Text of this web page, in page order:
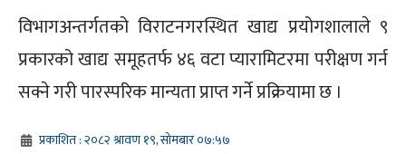
विभागअन्तर्गतको विराटनगरस्थित खाद्य प्रयोगशालाले ९
प्रकारको खाद्य समूहतर्फ ४६ वटा प्यारामिटरमा परीक्षण गर्न
सक्ने गरी पारस्परिक मान्यता प्राप्त गर्ने प्रक्रियामा छ ।
प्रकाशित : २०८२ श्रावण १९, सोमबार ०७:५७